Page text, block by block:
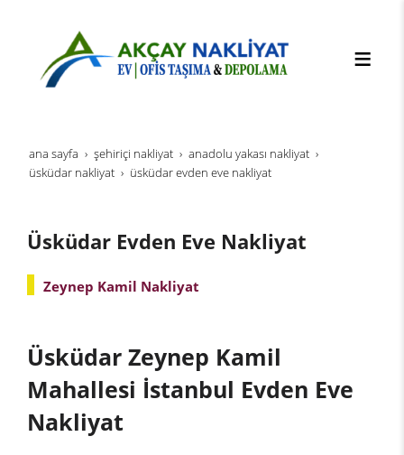
ana sayfa şehi̇ri̇çi̇ nakli̇yat
anadolu yakası nakliyat
üsküdar nakliyat
üsküdar evden eve nakliyat
Üsküdar Evden Eve Nakliyat
Zeynep Kamil Nakliyat
Üsküdar Zeynep Kamil
Mahallesi İstanbul Evden Eve
Nakliyat